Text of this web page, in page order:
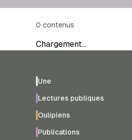
0 contenus
Chargement…
Une
Lectures publiques
Oulipiens
Publications